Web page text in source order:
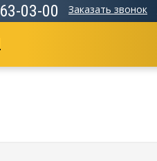
63-03-00 Заказать звонок